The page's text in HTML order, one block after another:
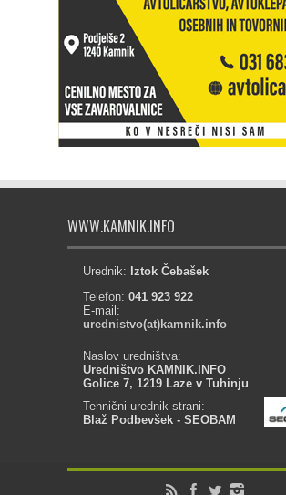
WWW.KAMNIK.INFO
Urednik: Iztok Čebašek
Telefon: 041 923 922
E-mail:
urednistvo(at)kamnik.info
Naslov uredništva:
Uredništvo KAMNIK.INFO
Golice 7, 1219 Laze v Tuhinju
Tehnični urednik strani:
Blaž Podbevšek - SEOBAM